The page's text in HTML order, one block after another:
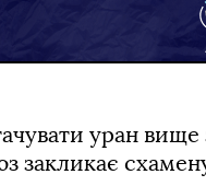
уран вище
закликає